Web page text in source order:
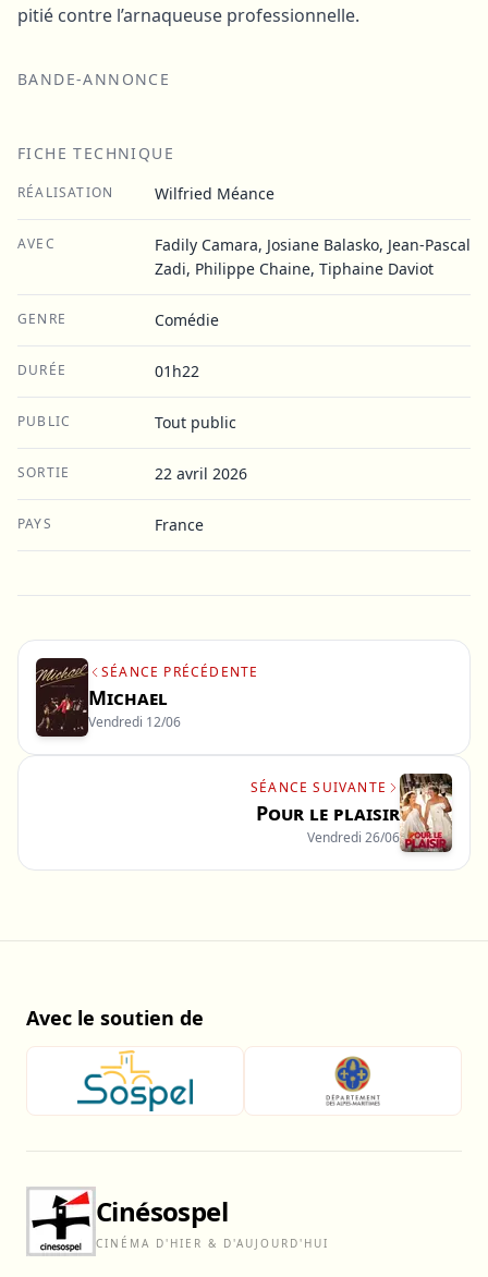
pitié contre l’arnaqueuse professionnelle.
BANDE-ANNONCE
FICHE TECHNIQUE
RÉALISATION Wilfried Méance
AVEC
Fadily Camara, Josiane Balasko, Jean-Pascal
Zadi, Philippe Chaine, Tiphaine Daviot
GENRE Comédie
DURÉE 01h22
PUBLIC Tout public
SORTIE 22 avril 2026
PAYS France
SÉANCE PRÉCÉDENTE
Michael
Vendredi 12/06
SÉANCE SUIVANTE
Pour le plaisir
Vendredi 26/06
Cinésospel
CINÉMA D'HIER & D'AUJOURD'HUI
Avec le soutien de